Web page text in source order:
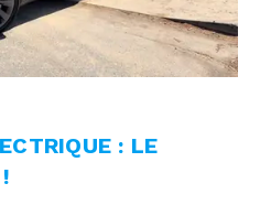
: LE